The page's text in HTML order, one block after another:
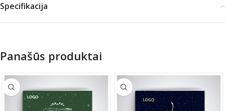
Specifikacija
Panašūs produktai